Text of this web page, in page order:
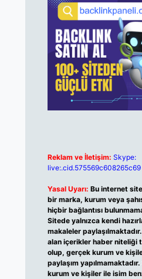
Reklam ve İletişim: Skype:
live:.cid.575569c608265c69
Yasal Uyarı: Bu internet
bir marka, kurum veya
hiçbir bağlantısı
Sitede yalnızca kendi
makaleler
alan içerikler haber niteliği
olup, gerçek kurum ve
paylaşım
kurum ve kişiler ile isim